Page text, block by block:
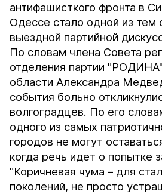
антифашисткого фронта в
Одессе стало одной из тем
выездной партийной
По словам члена Совета
отделения партии
области Александра
события больно
волгоградцев. По его
одного из самых
городов не могут
когда речь идет о попытке
"Коричневая чума – для
поколений, не просто